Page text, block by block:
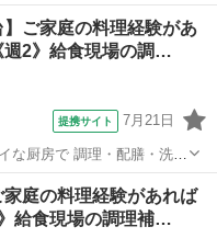
】ご家庭の料理経験があ
週2》給食現場の調…
提携サイト 7月21日
な厨房で 調理・配膳・洗浄
があれば、未経験OKで
キッチン
家庭の料理経験があれば
給食現場の調理補…